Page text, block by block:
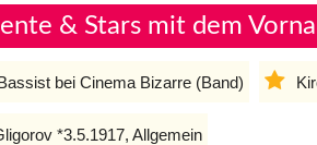
& Stars mit dem
bei Cinema Bizarre (Band)
*3.5.1917, Allgemein